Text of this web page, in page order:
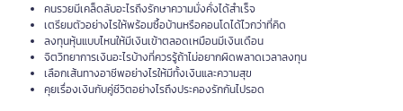
คนรวยมีเคล็ดลับอะไรถึงรักษาความมั่งคั่งได้สำเร็จ
เตรียมตัวอย่างไรให้พร้อมซื้อบ้านหรือคอนโดได้ไวกว่าที่คิด
ลงทุนหุ้นแบบไหนให้มีเงินเข้าตลอดเหมือนมีเงินเดือน
จิตวิทยาการเงินอะไรบ้างที่ควรรู้ถ้าไม่อยากผิดพลาดเวลาลงทุน
เลือกเส้นทางอาชีพอย่างไรให้มีทั้งเงินและความสุข
คุยเรื่องเงินกับคู่ชีวิตอย่างไรถึงประคองรักกันไปรอด